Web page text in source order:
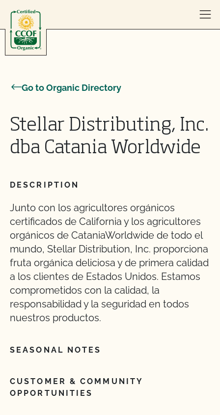
Go to Organic Directory
Stellar Distributing, Inc.
dba Catania Worldwide
DESCRIPTION
Junto con los agricultores orgánicos
certificados de California y los agricultores
orgánicos de CataniaWorldwide de todo el
mundo, Stellar Distribution, Inc. proporciona
fruta orgánica deliciosa y de primera calidad
a los clientes de Estados Unidos. Estamos
comprometidos con la calidad, la
responsabilidad y la seguridad en todos
nuestros productos.
SEASONAL NOTES
CUSTOMER & COMMUNITY
OPPORTUNITIES